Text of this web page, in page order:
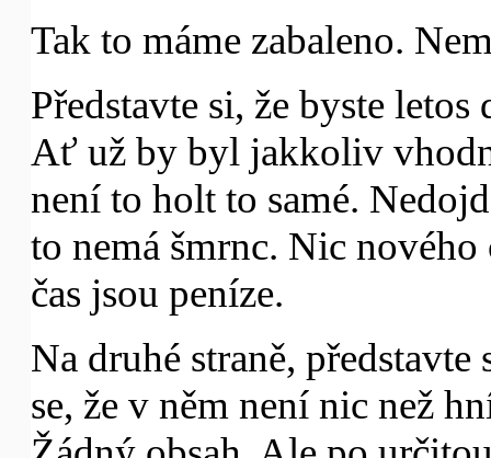
Tak to máme zabaleno.
Představte si, že byste
Ať už by byl jakkoliv
není to holt to samé.
to nemá šmrnc. Nic
čas jsou peníze.
Na druhé straně,
se, že v něm není nic než